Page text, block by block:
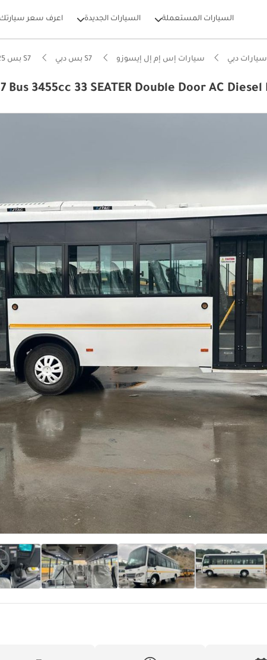
السيارات المستعملة السيارات الجديدة اعرف سعر سيارتك
سيارات دبي سيارات إس إم إل إيسوزو